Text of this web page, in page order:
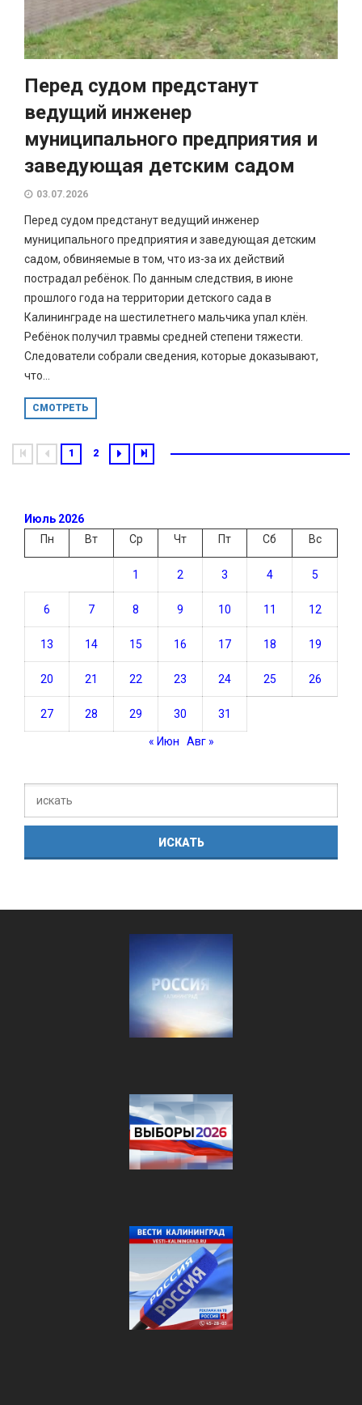
Перед судом предстанут
ведущий инженер
муниципального предприятия и
заведующая детским садом
03.07.2026
Перед судом предстанут ведущий инженер
муниципального предприятия и заведующая детским
садом, обвиняемые в том, что из-за их действий
пострадал ребёнок. По данным следствия, в июне
прошлого года на территории детского сада в
Калининграде на шестилетнего мальчика упал клён.
Ребёнок получил травмы средней степени тяжести.
Следователи собрали сведения, которые доказывают,
что...
СМОТРЕТЬ
1 2
Июль 2026
Пн
Вт Ср Чт Пт Сб Вс
1 2 3 4 5
6 7 8 9 10 11 12
13 14 15 16 17 18 19
20 21 22 23 24 25 26
27 28 29 30 31
« Июн Авг »